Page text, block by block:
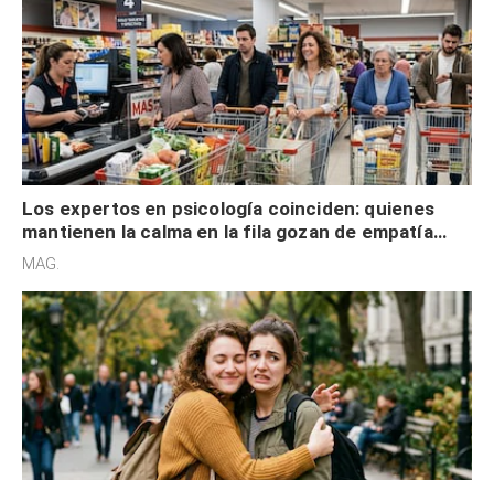
Los expertos en psicología coinciden: quienes
mantienen la calma en la fila gozan de empatía
cognitiva, gratitud y no solo tienen autocontrol
MAG.